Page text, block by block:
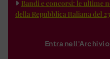
Bandi e concorsi: le ultime
della Repubblica Italiana del
Entra